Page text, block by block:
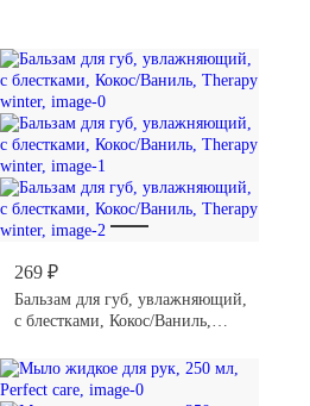
269 ₽
Бальзам для губ, увлажняющий,
с блестками, Кокос/Ваниль,